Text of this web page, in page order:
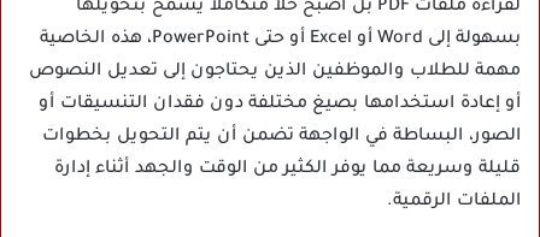
لقراءة ملفات PDF بل أصبح حلا متكاملا يسمح بتحويلها
بسهولة إلى Word أو Excel أو حتى PowerPoint، هذه الخاصية
مهمة للطلاب والموظفين الذين يحتاجون إلى تعديل النصوص
أو إعادة استخدامها بصيغ مختلفة دون فقدان التنسيقات أو
الصور، البساطة في الواجهة تضمن أن يتم التحويل بخطوات
قليلة وسريعة مما يوفر الكثير من الوقت والجهد أثناء إدارة
الملفات الرقمية.